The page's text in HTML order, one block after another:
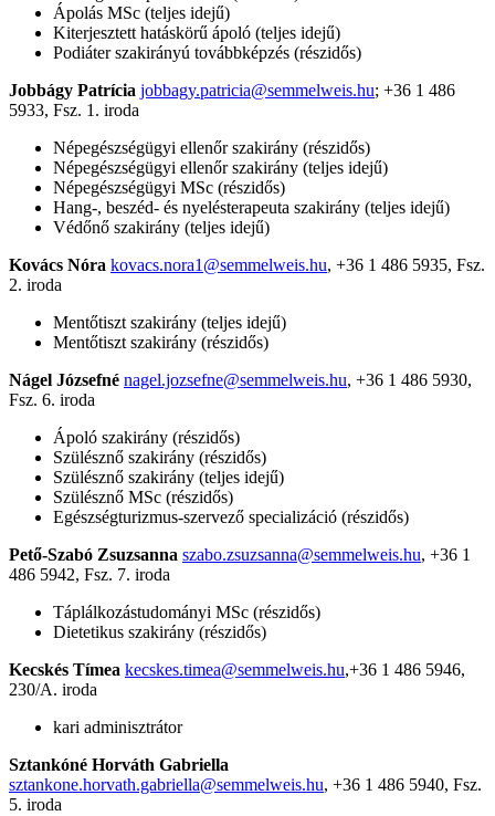
Ápolás MSc (teljes idejű)
Kiterjesztett hatáskörű ápoló (teljes idejű)
Podiáter szakirányú továbbképzés (részidős)
Jobbágy Patrícia jobbagy.patricia@semmelweis.hu; +36 1 486
5933, Fsz. 1. iroda
Népegészségügyi ellenőr szakirány (részidős)
Népegészségügyi ellenőr szakirány (teljes idejű)
Népegészségügyi MSc (részidős)
Hang-, beszéd- és nyelésterapeuta szakirány (teljes idejű)
Védőnő szakirány (teljes idejű)
Kovács Nóra kovacs.nora1@semmelweis.hu, +36 1 486 5935, Fsz.
2. iroda
Mentőtiszt szakirány (teljes idejű)
Mentőtiszt szakirány (részidős)
Nágel Józsefné nagel.jozsefne@semmelweis.hu, +36 1 486 5930,
Fsz. 6. iroda
Ápoló szakirány (részidős)
Szülésznő szakirány (részidős)
Szülésznő szakirány (teljes idejű)
Szülésznő MSc (részidős)
Egészségturizmus-szervező specializáció (részidős)
Pető-Szabó Zsuzsanna szabo.zsuzsanna@semmelweis.hu, +36 1
486 5942, Fsz. 7. iroda
Táplálkozástudományi MSc (részidős)
Dietetikus szakirány (részidős)
Kecskés Tímea kecskes.timea@semmelweis.hu,+36 1 486 5946,
230/A. iroda
kari adminisztrátor
Sztankóné Horváth Gabriella
sztankone.horvath.gabriella@semmelweis.hu, +36 1 486 5940, Fsz.
5. iroda